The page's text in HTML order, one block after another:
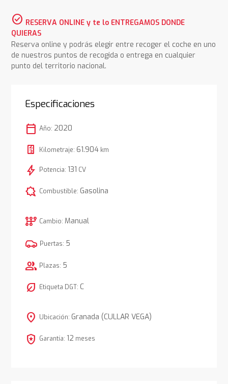
check_circle RESERVA ONLINE y te lo ENTREGAMOS DONDE
QUIERAS
Reserva online y podrás elegir entre recoger el coche en uno
de nuestros puntos de recogida o entrega en cualquier
punto del territorio nacional.
Especificaciones
calendar_today Año: 2020
Kilometraje: 61.904km
bolt Potencia: 131 CV
comic_bubble Combustible: Gasolina
auto_transmission Cambio: Manual
Puertas: 5
group Plazas: 5
nest_eco_leaf Etiqueta DGT: C
location_on Ubicación: Granada (CULLAR VEGA)
local_police Garantía: 12 meses